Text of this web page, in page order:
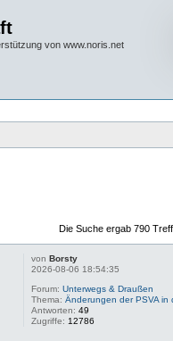
von www.noris.net
Die Suche ergab 790
vonBorsty
2026-08-06 18:54:35
Forum:Unterwegs & Draußen
Thema:Änderungen der PSVA in
Antworten:49
Zugriffe: 12786